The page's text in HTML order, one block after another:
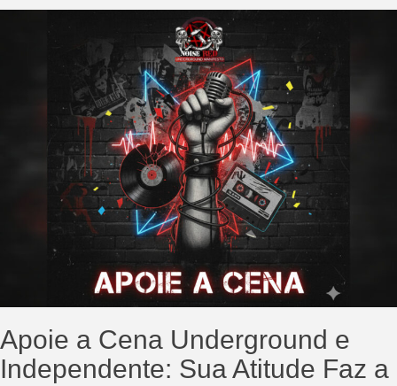
Apoie a Cena Underground e
Independente: Sua Atitude Faz a